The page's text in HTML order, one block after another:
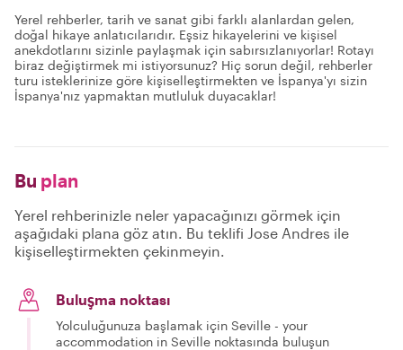
Yerel rehberler, tarih ve sanat gibi farklı alanlardan gelen,
doğal hikaye anlatıcılarıdır. Eşsiz hikayelerini ve kişisel
anekdotlarını sizinle paylaşmak için sabırsızlanıyorlar! Rotayı
biraz değiştirmek mi istiyorsunuz? Hiç sorun değil, rehberler
turu isteklerinize göre kişiselleştirmekten ve İspanya'yı sizin
İspanya'nız yapmaktan mutluluk duyacaklar!
Bu plan
Yerel rehberinizle neler yapacağınızı görmek için
aşağıdaki plana göz atın. Bu teklifi Jose Andres ile
kişiselleştirmekten çekinmeyin.
Buluşma noktası
Yolculuğunuza başlamak için Seville - your
accommodation in Seville noktasında buluşun